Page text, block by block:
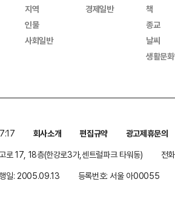
지역
인물
사회일반
경제일반
책
종교
날씨
생활문
회사소개 편집규약
광고제휴문의
로 17, 18층(한강로3가,센트럴파크 타워동)
전
일: 2005.09.13 등록번호: 서울 아00055